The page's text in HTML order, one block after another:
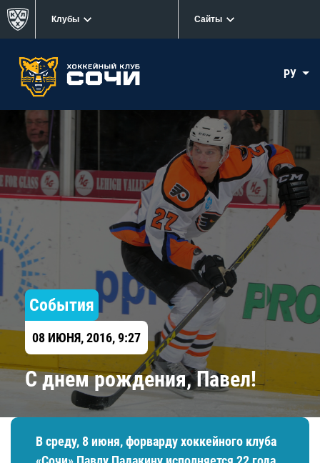
Клубы Сайты
РУ
События
08 ИЮНЯ, 2016, 9:27
С днем рождения, Павел!
В среду, 8 июня, форварду хоккейного клуба